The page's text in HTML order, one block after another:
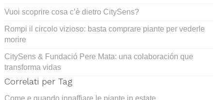
Vuoi scoprire cosa c’è dietro CitySens?
Rompi il circolo vizioso: basta comprare piante per vederle
morire
CitySens & Fundació Pere Mata: una colaboración que
transforma vidas
Correlati per Tag